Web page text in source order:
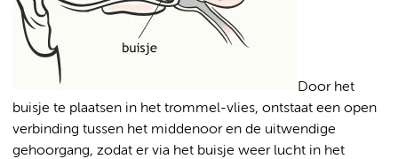
Door het
buisje te plaatsen in het trommel-vlies, ontstaat een open
verbinding tussen het middenoor en de uitwendige
gehoorgang, zodat er via het buisje weer lucht in het